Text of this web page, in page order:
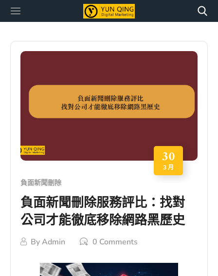
30
3 月
負面新聞刪除
負面新聞刪除服務評比：找對
公司才能徹底移除網路黑歷史
ByAdmin 0 Comments